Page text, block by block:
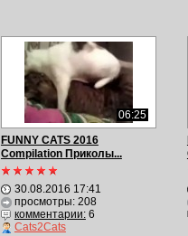
06:25
FUNNY CATS 2016
Compilation Приколы...
30.08.2016 17:41
просмотры: 208
комментарии:6
Cats2Cats